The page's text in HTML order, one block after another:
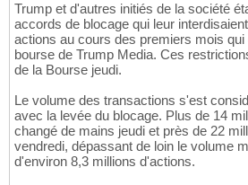
Trump et d'autres initiés de la société
accords de blocage qui leur
actions au cours des premiers mois
bourse de Trump Media. Ces
de la Bourse jeudi.
Le volume des transactions s'est
avec la levée du blocage. Plus de 14
changé de mains jeudi et près de 22
vendredi, dépassant de loin le volume
d'environ 8,3 millions d'actions.